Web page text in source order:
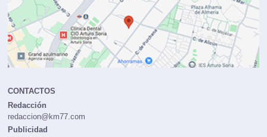
CONTACTOS
Redacción
redaccion@km77.com
Publicidad